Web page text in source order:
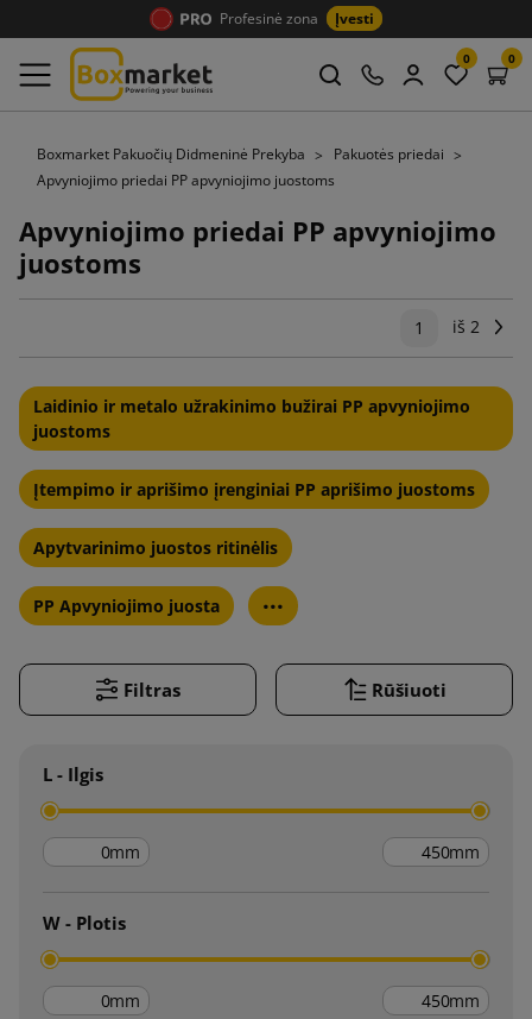
Profesinė zona Įvesti
0 0
Boxmarket Pakuočių Didmeninė Prekyba
Pakuotės priedai
Apvyniojimo priedai PP apvyniojimo juostoms
Apvyniojimo priedai PP apvyniojimo
juostoms
1 iš 2
Laidinio ir metalo užrakinimo bužirai PP apvyniojimo
juostoms
Įtempimo ir aprišimo įrenginiai PP aprišimo juostoms
Apytvarinimo juostos ritinėlis
PP Apvyniojimo juosta ...
Filtras Rūšiuoti
L - Ilgis
mm mm
W - Plotis
mm mm